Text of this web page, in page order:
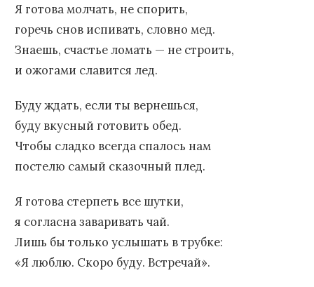
Я готова молчать, не спорить,
горечь снов испивать, словно мед.
Знаешь, счастье ломать — не строить,
и ожогами славится лед.
Буду ждать, если ты вернешься,
буду вкусный готовить обед.
Чтобы сладко всегда спалось нам
постелю самый сказочный плед.
Я готова стерпеть все шутки,
я согласна заваривать чай.
Лишь бы только услышать в трубке:
«Я люблю. Скоро буду. Встречай».